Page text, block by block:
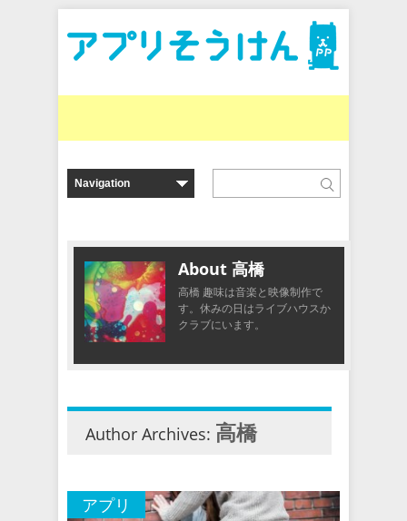
About 高橋
高橋 趣味は音楽と映像制作で
す。休みの日はライブハウスか
クラブにいます。
Author Archives: 高橋
アプリ